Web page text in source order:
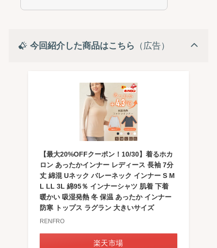
今回紹介した商品はこちら （広告）
【最大20%OFFクーポン！10/30】着るホカ
ロン あったかインナー レディース 長袖 7分
丈 綿混 Uネック バレーネック インナー S M
L LL 3L 綿95％ インナーシャツ 肌着 下着
暖かい 吸湿発熱 冬 保温 あったか インナー
防寒 トップス ラグラン 大きいサイズ
RENFRO
楽天市場